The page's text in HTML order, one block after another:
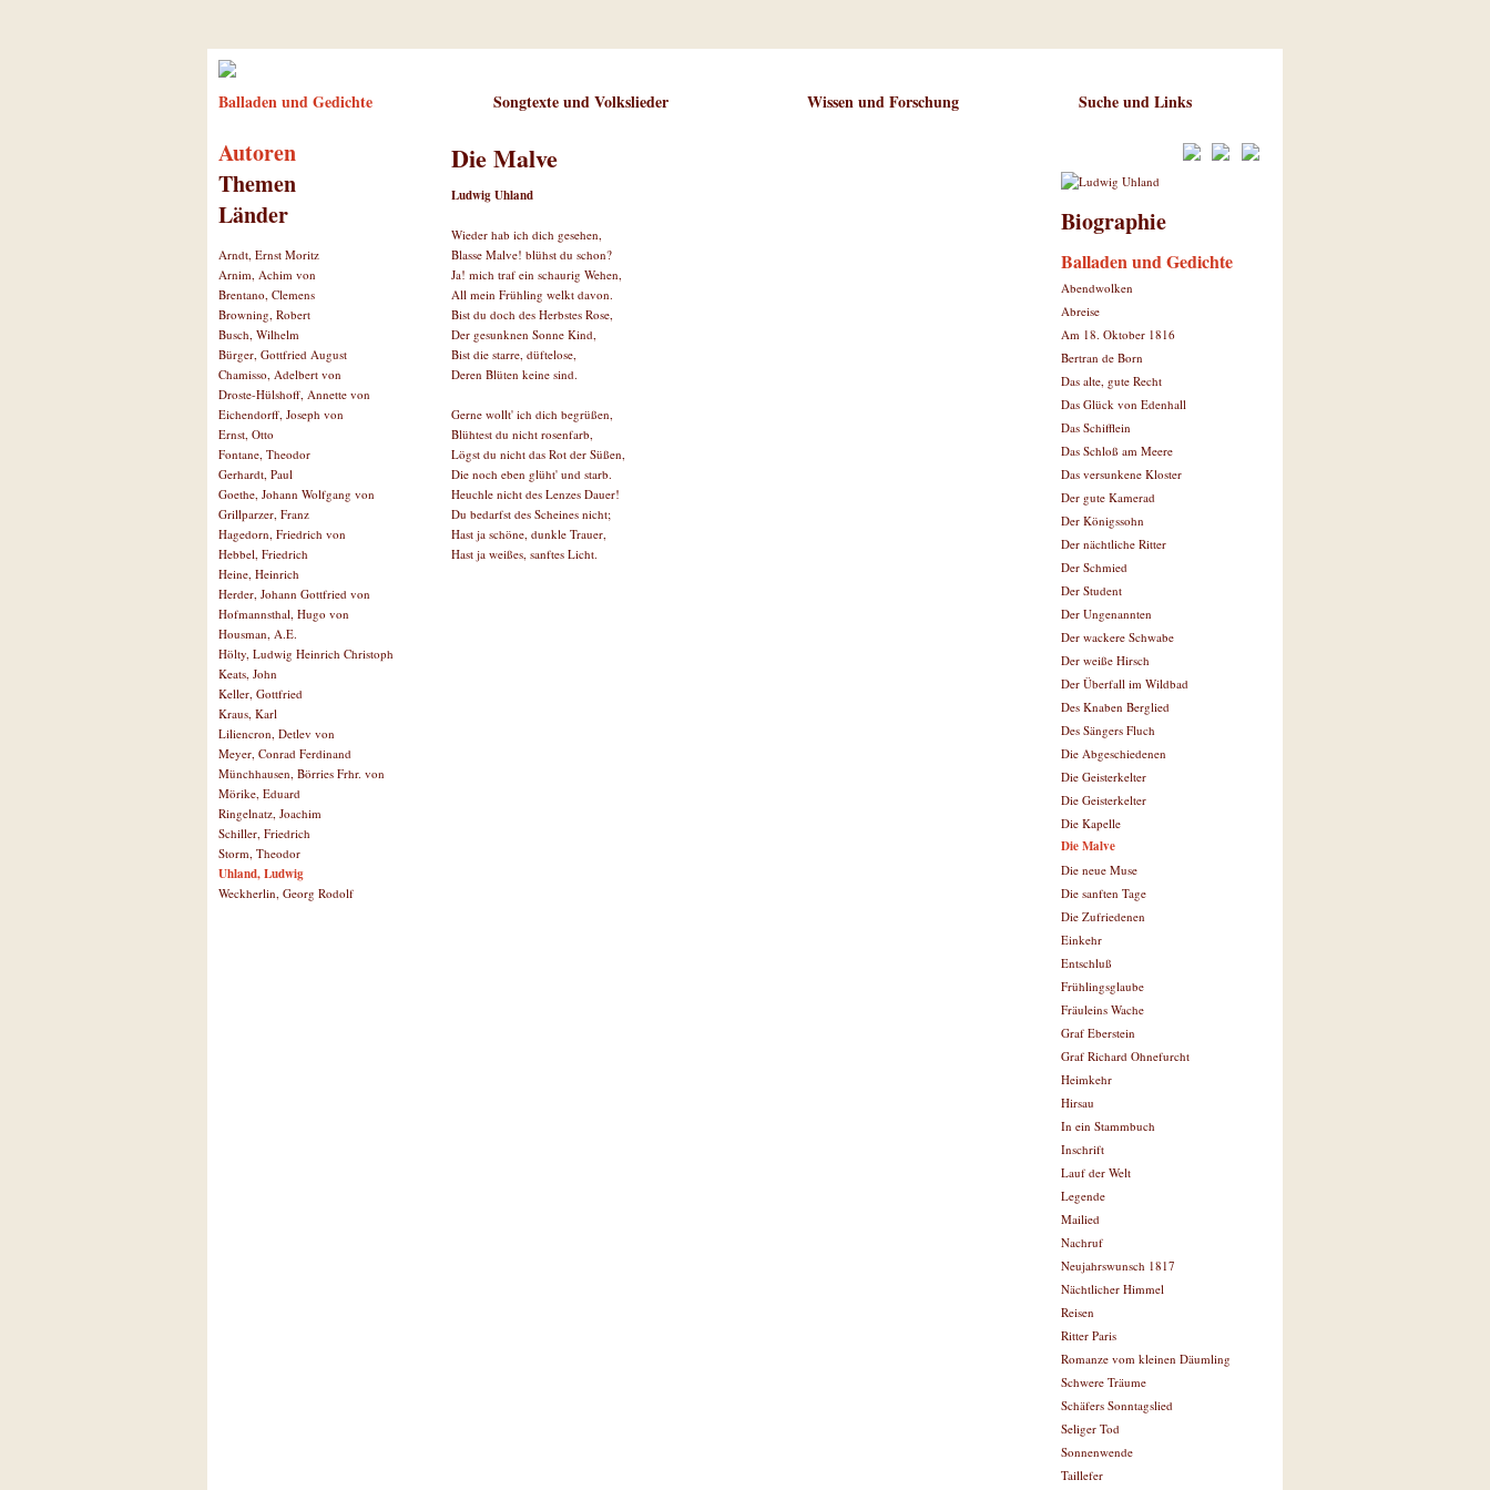
Balladen und Gedichte Songtexte und Volkslieder Wissen und Forschung Suche und Links
Autoren
Themen
Länder
Arndt, Ernst Moritz
Arnim, Achim von
Brentano, Clemens
Browning, Robert
Busch, Wilhelm
Bürger, Gottfried August
Chamisso, Adelbert von
Droste-Hülshoff, Annette von
Eichendorff, Joseph von
Ernst, Otto
Fontane, Theodor
Gerhardt, Paul
Goethe, Johann Wolfgang von
Grillparzer, Franz
Hagedorn, Friedrich von
Hebbel, Friedrich
Heine, Heinrich
Herder, Johann Gottfried von
Hofmannsthal, Hugo von
Housman, A.E.
Hölty, Ludwig Heinrich Christoph
Keats, John
Keller, Gottfried
Kraus, Karl
Liliencron, Detlev von
Meyer, Conrad Ferdinand
Münchhausen, Börries Frhr. von
Mörike, Eduard
Ringelnatz, Joachim
Schiller, Friedrich
Storm, Theodor
Uhland, Ludwig
Weckherlin, Georg Rodolf
Die Malve
Ludwig Uhland
Wieder hab ich dich gesehen,
Blasse Malve! blühst du schon?
Ja! mich traf ein schaurig Wehen,
All mein Frühling welkt davon.
Bist du doch des Herbstes Rose,
Der gesunknen Sonne Kind,
Bist die starre, düftelose,
Deren Blüten keine sind.
Gerne wollt' ich dich begrüßen,
Blühtest du nicht rosenfarb,
Lögst du nicht das Rot der Süßen,
Die noch eben glüht' und starb.
Heuchle nicht des Lenzes Dauer!
Du bedarfst des Scheines nicht;
Hast ja schöne, dunkle Trauer,
Hast ja weißes, sanftes Licht.
Biographie
Balladen und Gedichte
Abendwolken
Abreise
Am 18. Oktober 1816
Bertran de Born
Das alte, gute Recht
Das Glück von Edenhall
Das Schifflein
Das Schloß am Meere
Das versunkene Kloster
Der gute Kamerad
Der Königssohn
Der nächtliche Ritter
Der Schmied
Der Student
Der Ungenannten
Der wackere Schwabe
Der weiße Hirsch
Der Überfall im Wildbad
Des Knaben Berglied
Des Sängers Fluch
Die Abgeschiedenen
Die Geisterkelter
Die Geisterkelter
Die Kapelle
Die Malve
Die neue Muse
Die sanften Tage
Die Zufriedenen
Einkehr
Entschluß
Frühlingsglaube
Fräuleins Wache
Graf Eberstein
Graf Richard Ohnefurcht
Heimkehr
Hirsau
In ein Stammbuch
Inschrift
Lauf der Welt
Legende
Mailied
Nachruf
Neujahrswunsch 1817
Nächtlicher Himmel
Reisen
Ritter Paris
Romanze vom kleinen Däumling
Schwere Träume
Schäfers Sonntagslied
Seliger Tod
Sonnenwende
Taillefer